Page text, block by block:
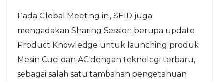
Pada Global Meeting ini, SEID juga
mengadakan Sharing Session berupa update
Product Knowledge untuk launching produk
Mesin Cuci dan AC dengan teknologi terbaru,
sebagai salah satu tambahan pengetahuan